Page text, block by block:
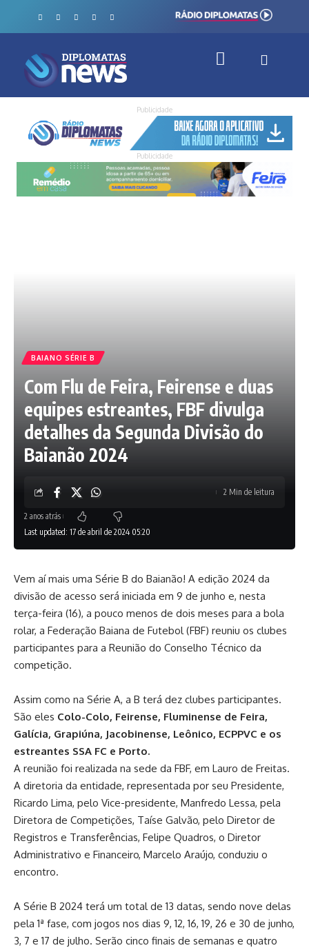
Publicidade
Publicidade
BAIANO SÉRIE B
Com Flu de Feira, Feirense e duas
equipes estreantes, FBF divulga
detalhes da Segunda Divisão do
Baianão 2024
Last updated: 17 de abril de 2024 05:20
2 anos atrás
2 Min de leitura
Vem aí mais uma Série B do Baianão! A edição 2024 da
divisão de acesso será iniciada em 9 de junho e, nesta
terça-feira (16), a pouco menos de dois meses para a bola
rolar, a Federação Baiana de Futebol (FBF) reuniu os clubes
participantes para a Reunião do Conselho Técnico da
competição.
Assim como na Série A, a B terá dez clubes participantes.
São eles Colo-Colo, Feirense, Fluminense de Feira,
Galícia, Grapiúna, Jacobinense, Leônico, ECPPVC e os
estreantes SSA FC e Porto.
A reunião foi realizada na sede da FBF, em Lauro de Freitas.
A diretoria da entidade, representada por seu Presidente,
Ricardo Lima, pelo Vice-presidente, Manfredo Lessa, pela
Diretora de Competições, Taíse Galvão, pelo Diretor de
Registros e Transferências, Felipe Quadros, o Diretor
Administrativo e Financeiro, Marcelo Araújo, conduziu o
encontro.
A Série B 2024 terá um total de 13 datas, sendo nove delas
pela 1ª fase, com jogos nos dias 9, 12, 16, 19, 26 e 30 de junho,
3, 7 e 17 de julho. Serão cinco finais de semanas e quatro